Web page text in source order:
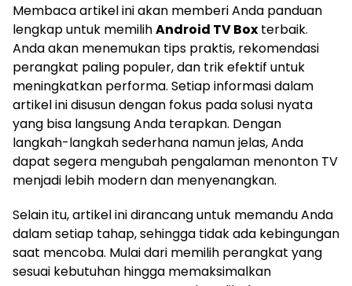
Membaca artikel ini akan memberi Anda panduan
lengkap untuk memilihAndroid TV Box terbaik.
Anda akan menemukan tips praktis, rekomendasi
perangkat paling populer, dan trik efektif untuk
meningkatkan performa. Setiap informasi dalam
artikel ini disusun dengan fokus pada solusi nyata
yang bisa langsung Anda terapkan. Dengan
langkah-langkah sederhana namun jelas, Anda
dapat segera mengubah pengalaman menonton TV
menjadi lebih modern dan menyenangkan.
Selain itu, artikel ini dirancang untuk memandu Anda
dalam setiap tahap, sehingga tidak ada kebingungan
saat mencoba. Mulai dari memilih perangkat yang
sesuai kebutuhan hingga memaksimalkan